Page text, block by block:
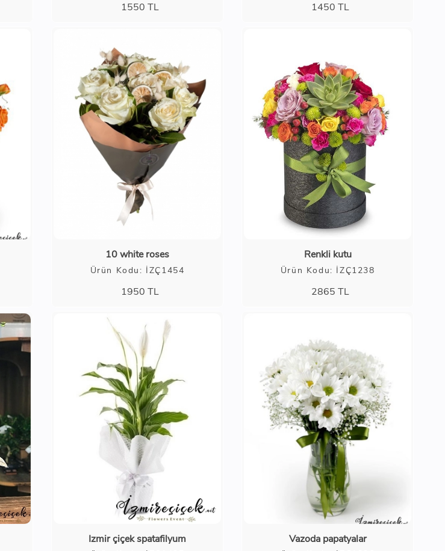
1550 TL 1450 TL
10 white roses
Ürün Kodu: İZÇ1454
1950 TL
Renkli kutu
Ürün Kodu: İZÇ1238
2865 TL
Izmir çiçek spatafilyum Vazoda papatyalar